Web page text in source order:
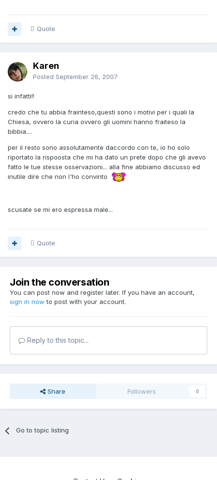
Quote
Karen
Posted September 26, 2007
si infatti!!
credo che tu abbia frainteso,questi sono i motivi per i quali la
Chiesa, ovvero la curia ovvero gli uomini hanno fraiteso la
bibbia....
per il resto sono assolutamente daccordo con te, io ho solo
riportato la rispoosta che mi ha dato un prete dopo che gli avevo
fatto le tue stesse osservazioni... alla fine abbiamo discusso ed
inutile dire che non l'ho convinto
scusate se mi ero espressa male...
Quote
Join the conversation
You can post now and register later. If you have an account,
sign in now to post with your account.
Reply to this topic...
Share Followers 0
Go to topic listing